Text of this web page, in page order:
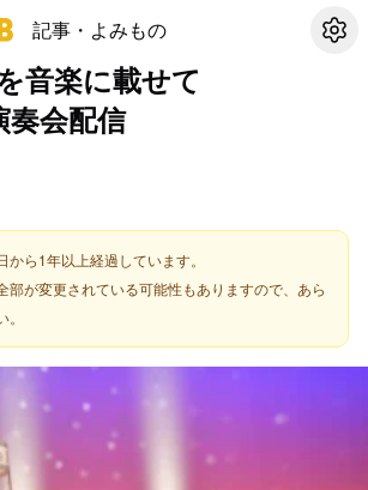
記事・よみもの 設定
音楽に載せて
奏会配信
から1年以上経過しています。
部が変更されている可能性もありますので、あら